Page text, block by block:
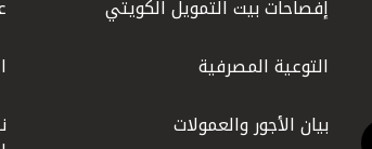
إفصاحات بيت التمويل الكويتي
التوعية المصرفية
بيان الأجور والعمولات